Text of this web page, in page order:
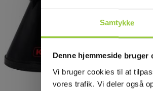
Samtykke
Denne hjemmeside bruger
Vi bruger cookies til at
vores trafik. Vi deler også
282 mm
Display og indikering
Analogt display,